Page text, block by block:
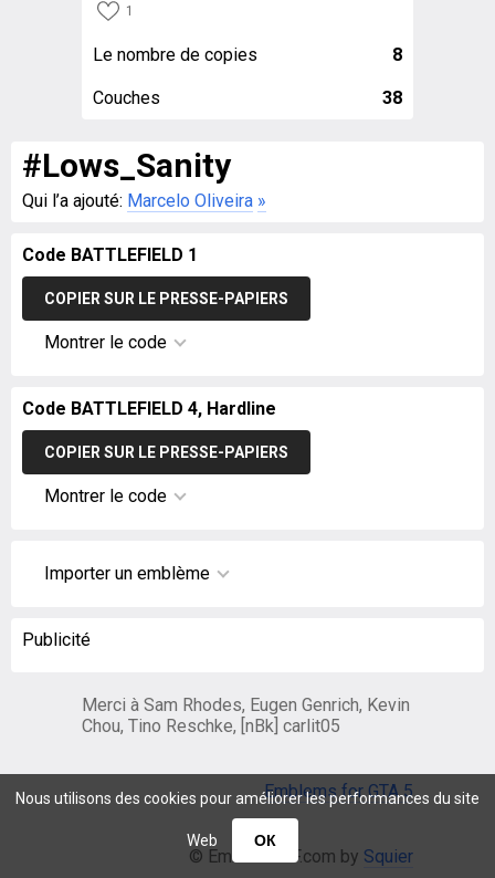
Nous utilisons des cookies pour améliorer les performances du site
Web ОК
1
Le nombre de copies 8
Couches 38
#Lows_Sanity
Qui l’a ajouté: Marcelo Oliveira »
Code BATTLEFIELD 1
COPIER SUR LE PRESSE-PAPIERS
Montrer le code
Code BATTLEFIELD 4, Hardline
COPIER SUR LE PRESSE-PAPIERS
Montrer le code
Importer un emblème
Publicité
Merci à Sam Rhodes, Eugen Genrich, Kevin
Chou, Tino Reschke, [nBk] carlit05
Emblems for GTA 5
© EmblemsBF.com by Squier